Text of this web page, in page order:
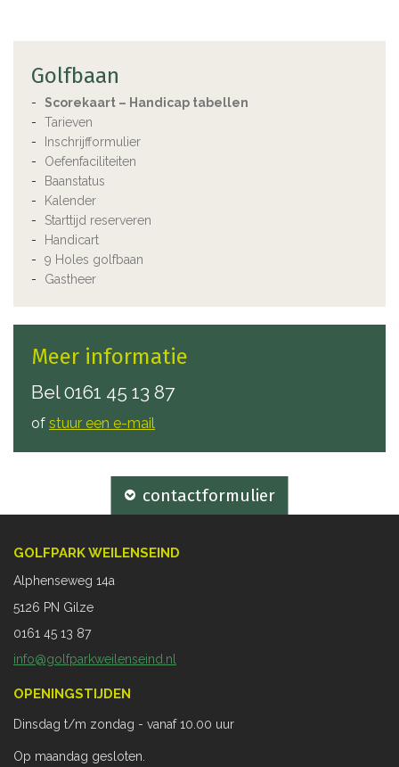
Golfbaan
Scorekaart – Handicap tabellen
Tarieven
Inschrijfformulier
Oefenfaciliteiten
Baanstatus
Kalender
Starttijd reserveren
Handicart
9 Holes golfbaan
Gastheer
Meer informatie
Bel0161 45 13 87
of stuur een e-mail
contactformulier
GOLFPARK WEILENSEIND
Alphenseweg 14a
5126 PN Gilze
0161 45 13 87
info@golfparkweilenseind.nl
OPENINGSTIJDEN
Dinsdag t/m zondag - vanaf 10.00 uur
Op maandag gesloten.